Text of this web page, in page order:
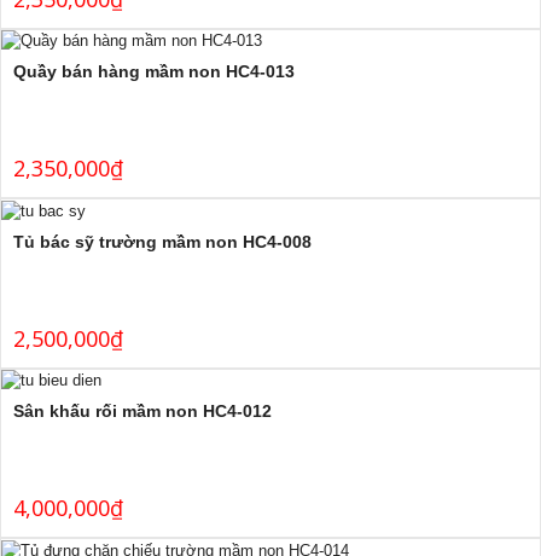
Quầy bán hàng mầm non HC4-013
2,350,000₫
Tủ bác sỹ trường mầm non HC4-008
2,500,000₫
Sân khấu rối mầm non HC4-012
4,000,000₫